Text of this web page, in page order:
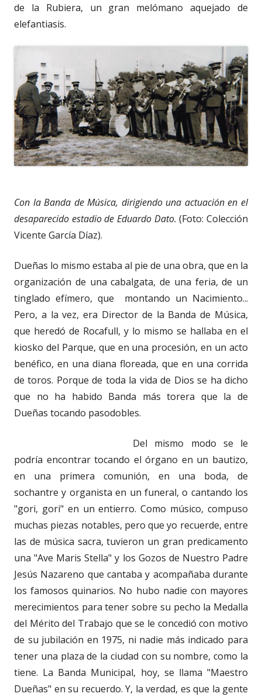
de la Rubiera, un gran melómano aquejado de
elefantiasis.
Con la Banda de Música, dirigiendo una actuación en el
desaparecido estadio de Eduardo Dato.(Foto: Colección
Vicente García Díaz).
Dueñas lo mismo estaba al pie de una obra, que en la
organización de una cabalgata, de una feria, de un
tinglado efímero, que montando un Nacimiento...
Pero, a la vez, era Director de la Banda de Música,
que heredó de Rocafull, y lo mismo se hallaba en el
kiosko del Parque, que en una procesión, en un acto
benéfico, en una diana floreada, que en una corrida
de toros. Porque de toda la vida de Dios se ha dicho
que no ha habido Banda más torera que la de
Dueñas tocando pasodobles.
Del mismo modo se le
podría encontrar tocando el órgano en un bautizo,
en una primera comunión, en una boda, de
sochantre y organista en un funeral, o cantando los
"gori, gori" en un entierro. Como músico, compuso
muchas piezas notables, pero que yo recuerde, entre
las de música sacra, tuvieron un gran predicamento
una "Ave Maris Stella" y los Gozos de Nuestro Padre
Jesús Nazareno que cantaba y acompañaba durante
los famosos quinarios. No hubo nadie con mayores
merecimientos para tener sobre su pecho la Medalla
del Mérito del Trabajo que se le concedió con motivo
de su jubilación en 1975, ni nadie más indicado para
tener una plaza de la ciudad con su nombre, como la
tiene. La Banda Municipal, hoy, se llama "Maestro
Dueñas" en su recuerdo. Y, la verdad, es que la gente